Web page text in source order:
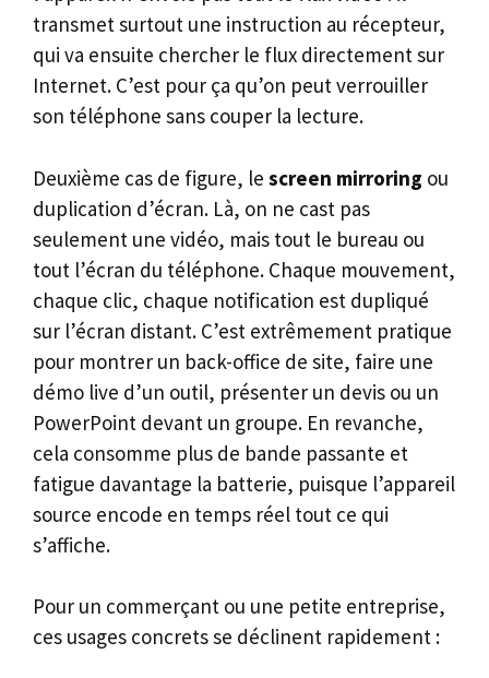
transmet surtout une instruction au récepteur,
qui va ensuite chercher le flux directement sur
Internet. C’est pour ça qu’on peut verrouiller
son téléphone sans couper la lecture.
Deuxième cas de figure, le screen mirroring ou
duplication d’écran. Là, on ne cast pas
seulement une vidéo, mais tout le bureau ou
tout l’écran du téléphone. Chaque mouvement,
chaque clic, chaque notification est dupliqué
sur l’écran distant. C’est extrêmement pratique
pour montrer un back-office de site, faire une
démo live d’un outil, présenter un devis ou un
PowerPoint devant un groupe. En revanche,
cela consomme plus de bande passante et
fatigue davantage la batterie, puisque l’appareil
source encode en temps réel tout ce qui
s’affiche.
Pour un commerçant ou une petite entreprise,
ces usages concrets se déclinent rapidement :